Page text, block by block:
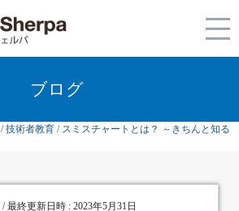
ブログ
/技術者教育 / スミスチャートとは？ ～きちんと知る
/ 最終更新日時 :2023年5月31日